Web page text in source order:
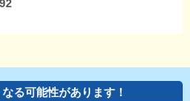
る可能性があります！